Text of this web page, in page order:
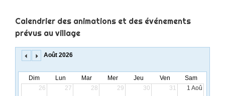
Calendrier des animations et des événements
prévus au village
Août 2026
l
Dim Lun Mar Mer Jeu Ven
Sam
26
27 28 29 30 31 1 Aoû